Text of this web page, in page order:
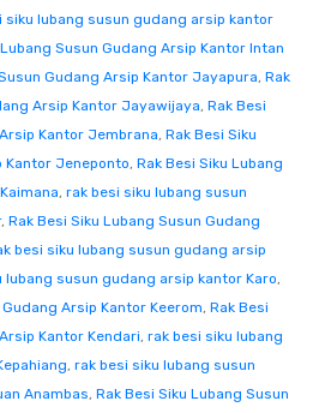
siku lubang susun gudang arsip kantor
Susun Gudang Arsip Kantor Intan
Gudang Arsip Kantor Jayapura, Rak
Arsip Kantor Jayawijaya, Rak Besi
Kantor Jembrana, Rak Besi Siku
Kantor Jeneponto, Rak Besi Siku Lubang
, rak besi siku lubang susun
, Rak Besi Siku Lubang Susun Gudang
besi siku lubang susun gudang arsip
lubang susun gudang arsip kantor Karo,
Arsip Kantor Keerom, Rak Besi
Kantor Kendari, rak besi siku lubang
, rak besi siku lubang susun
Anambas, Rak Besi Siku Lubang Susun